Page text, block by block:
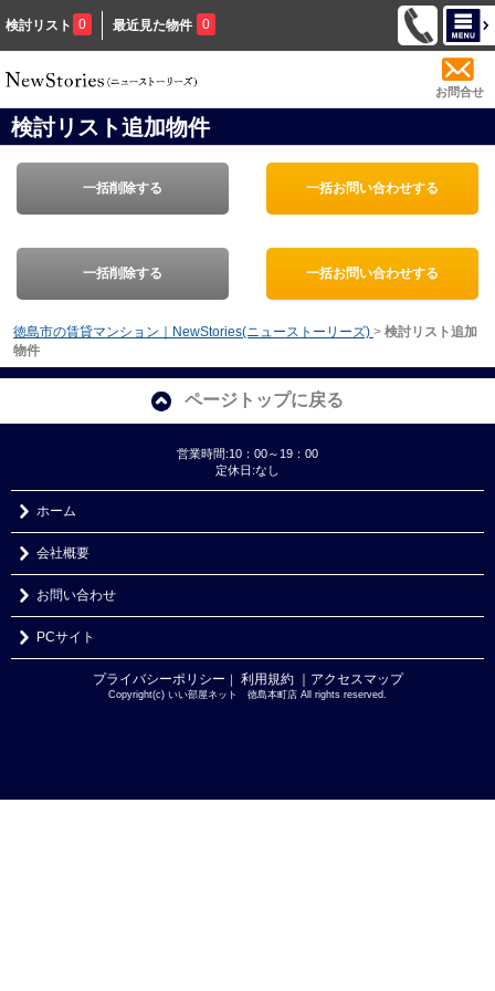
検討リスト 0 最近見た物件 0
お問合せ
検討リスト追加物件
一括削除する 一括お問い合わせする
一括削除する 一括お問い合わせする
徳島市の賃貸マンション｜NewStories(ニューストーリーズ) > 検討リスト追加
物件
ページトップに戻る
営業時間:10：00～19：00
定休日:なし
ホーム
会社概要
お問い合わせ
PCサイト
プライバシーポリシー ｜ 利用規約 ｜アクセスマップ
Copyright(c) いい部屋ネット 徳島本町店 All rights reserved.